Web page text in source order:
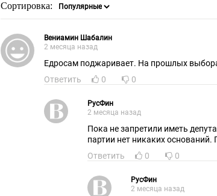
Сортировка:
Вениамин Шабалин
2 месяца назад
Едросам поджаривает. На прошлых
Ответить
0 0
РусФин
2 месяца назад
Пока не запретили иметь
партии нет никаких
Ответить
0 0
РусФин
2 месяца назад